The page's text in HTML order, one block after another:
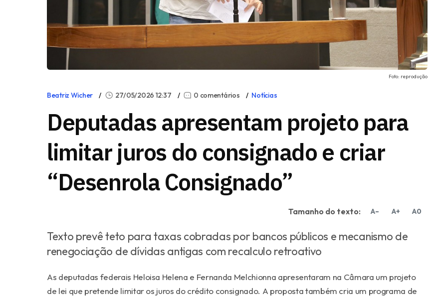
Foto: reprodução
Beatriz Wicher 27/05/2026 12:37 0 comentários Notícias
Deputadas apresentam projeto para
limitar juros do consignado e criar
“Desenrola Consignado”
Tamanho do texto: A– A+ A0
Texto prevê teto para taxas cobradas por bancos públicos e mecanismo de
renegociação de dívidas antigas com recalculo retroativo
As deputadas federais Heloisa Helena e Fernanda Melchionna apresentaram na Câmara um projeto
de lei que pretende limitar os juros do crédito consignado. A proposta também cria um programa de